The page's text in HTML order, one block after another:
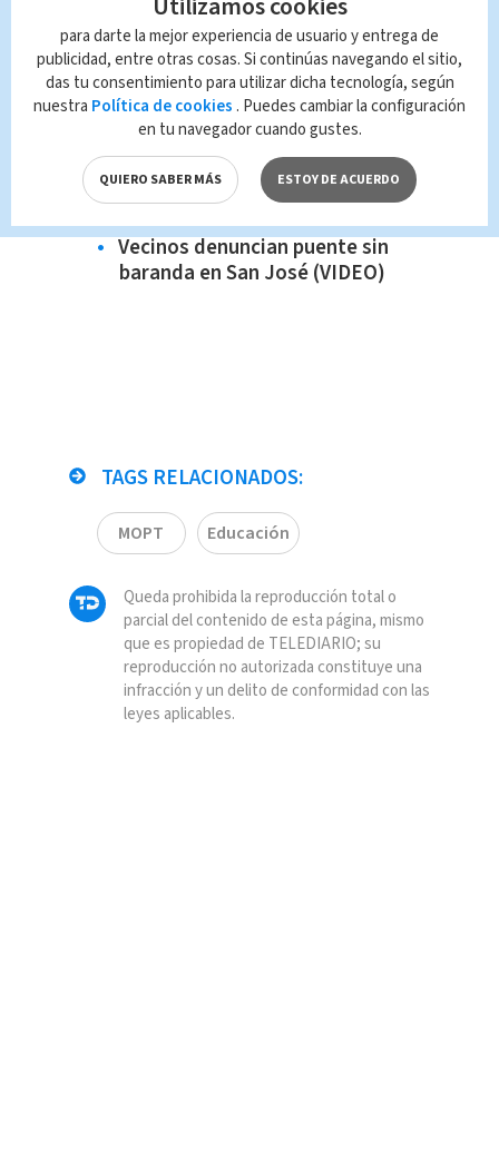
Época atípica de lluvias en Costa
Rica (VIDEO)
Usuarios tardan más de dos años
en obtener garantía de algún
producto (VIDEO)
Anuncian nueva rebaja en el
precio de los combustibles
Vecinos denuncian puente sin
baranda en San José (VIDEO)
TAGS RELACIONADOS:
MOPT Educación
Queda prohibida la reproducción total o
parcial del contenido de esta página, mismo
que es propiedad de TELEDIARIO; su
reproducción no autorizada constituye una
infracción y un delito de conformidad con las
leyes aplicables.
para darte la mejor experiencia de usuario y entrega de
publicidad, entre otras cosas. Si continúas navegando el sitio,
das tu consentimiento para utilizar dicha tecnología, según
nuestra Política de cookies . Puedes cambiar la configuración
en tu navegador cuando gustes.
QUIERO SABER MÁS ESTOY DE ACUERDO